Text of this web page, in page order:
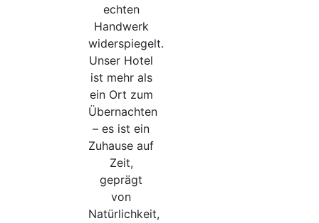
echten
Handwerk
widerspiegelt.
Unser Hotel
ist mehr als
ein Ort zum
Übernachten
– es ist ein
Zuhause auf
Zeit,
geprägt
von
Natürlichkeit,